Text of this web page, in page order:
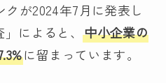
が2024年7月に発表し
」によると、中小企業の
に留まっています。